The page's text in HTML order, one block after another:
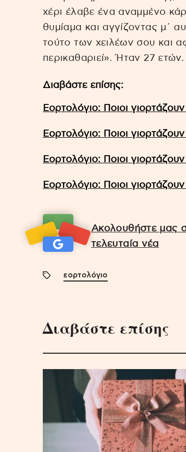
χέρι έλαβε ένα αναμμένο
θυμίαμα και αγγίζοντας μ΄
τούτο των χειλέων σου και
περικαθαριεί». Ήταν 27 ετών.
Διαβάστε επίσης:
Εορτολόγιο: Ποιοι
Εορτολόγιο: Ποιοι
Εορτολόγιο: Ποιοι
Εορτολόγιο: Ποιοι
Ακολουθήστε μας
τελευταία νέα
εορτολόγιο
Διαβάστε επίσης